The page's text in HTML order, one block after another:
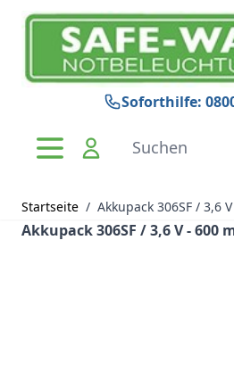
Zum Inhalt springen
Soforthilfe:
Suchen
Startseite / Akkupack 306SF / 3,6
Akkupack 306SF / 3,6 V - 600